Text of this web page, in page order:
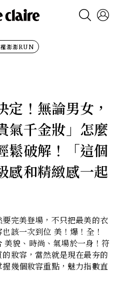
澎澎RUN
定！無論男女，
氣千金妝」怎麼
鬆破解！「這個
感和精緻感一起
完美登場，不只把最美的衣
該一次到位 美！爆！全！
貌、時尚、氣場於一身！符
妝容，當然就是現在最夯的
握幾個妝容重點，魅力指數直